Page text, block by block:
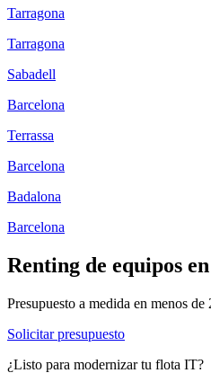
Tarragona
Tarragona
Sabadell
Barcelona
Terrassa
Barcelona
Badalona
Barcelona
Renting de equipos en
Presupuesto a medida en menos de
Solicitar presupuesto
¿Listo para modernizar tu flota IT?